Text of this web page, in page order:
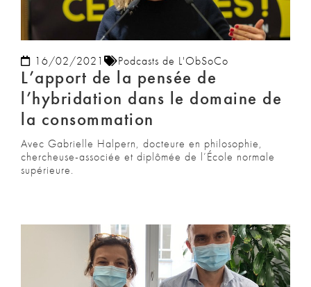
16/02/2021 Podcasts de L'ObSoCo
L’apport de la pensée de
l’hybridation dans le domaine de
la consommation
Avec Gabrielle Halpern, docteure en philosophie,
chercheuse-associée et diplômée de l’École normale
supérieure.